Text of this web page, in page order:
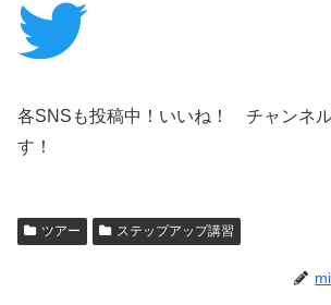
各SNSも投稿中！いいね！ チャンネ
す！
ツアー ステップアップ講習